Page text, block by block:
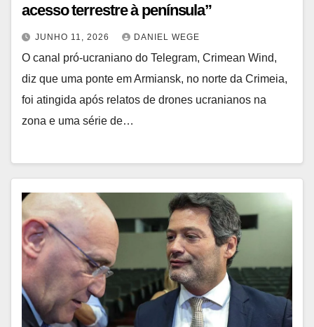
acesso terrestre à península”
JUNHO 11, 2026 DANIEL WEGE
O canal pró-ucraniano do Telegram, Crimean Wind,
diz que uma ponte em Armiansk, no norte da Crimeia,
foi atingida após relatos de drones ucranianos na
zona e uma série de…